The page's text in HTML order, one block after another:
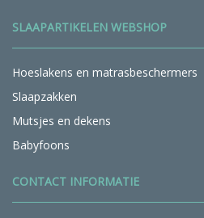
SLAAPARTIKELEN WEBSHOP
Hoeslakens en matrasbeschermers
Slaapzakken
Mutsjes en dekens
Babyfoons
CONTACT INFORMATIE